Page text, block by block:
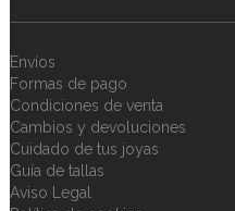
Envíos
Formas de pago
Condiciones de venta
Cambios y devoluciones
Cuidado de tus joyas
Guía de tallas
Aviso Legal